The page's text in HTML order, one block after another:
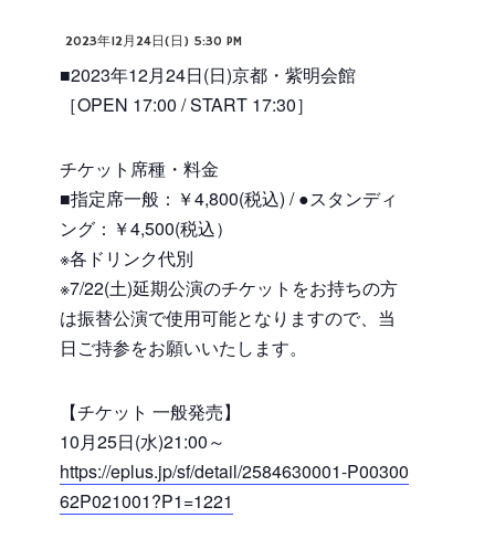
2023年12月24日(日) 5:30 PM
■2023年12月24日(日)京都・紫明会館
［OPEN 17:00 / START 17:30］
チケット席種・料金
■指定席一般：￥4,800(税込) / ●スタンディ
ング：￥4,500(税込）
※各ドリンク代別
※7/22(土)延期公演のチケットをお持ちの方
は振替公演で使用可能となりますので、当
日ご持参をお願いいたします。
【チケット 一般発売】
10月25日(水)21:00～
https://eplus.jp/sf/detail/2584630001-P00300
62P021001?P1=1221